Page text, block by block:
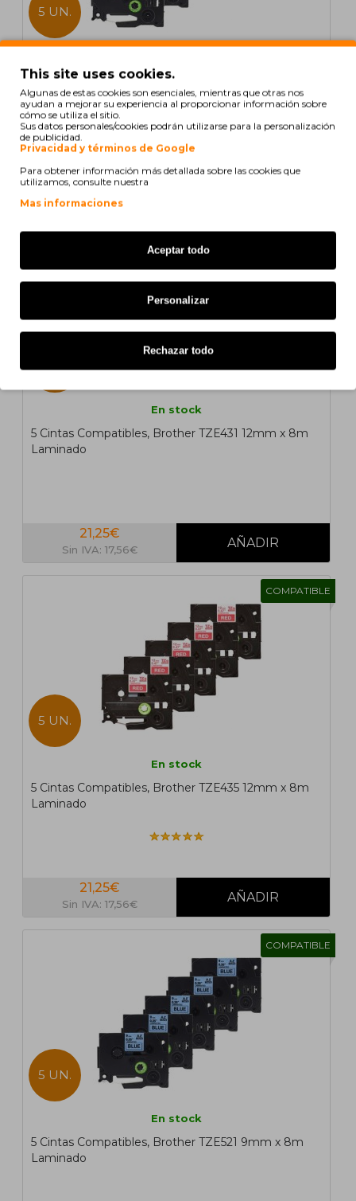
5 UN.
5 Cintas Compatibles, Brother TZE421 9mm x 8m
Laminado
21,14€
Sin IVA: 17,47€
5 UN.
En stock
5 Cintas Compatibles, Brother TZE431 12mm x 8m
Laminado
21,25€
Sin IVA: 17,56€
COMPATIBLE
5 UN.
En stock
5 Cintas Compatibles, Brother TZE435 12mm x 8m
Laminado
21,25€
Sin IVA: 17,56€
COMPATIBLE
5 UN.
En stock
5 Cintas Compatibles, Brother TZE521 9mm x 8m
Laminado
This site uses cookies.
Algunas de estas cookies son esenciales, mientras que otras nos
ayudan a mejorar su experiencia al proporcionar información sobre
cómo se utiliza el sitio.
Sus datos personales/cookies podrán utilizarse para la personalización
de publicidad.
Privacidad y términos de Google
Para obtener información más detallada sobre las cookies que
utilizamos, consulte nuestra
Mas informaciones
Aceptar todo
Personalizar
Rechazar todo